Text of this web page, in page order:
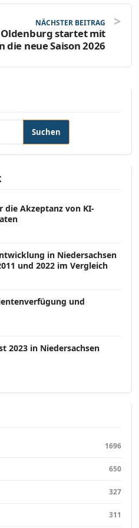
NÄCHSTER BEITRAG
Oldenburg startet mit
die neue Saison 2026
die Akzeptanz von KI-
in Niedersachsen
und 2022 im Vergleich
und
2023 in Niedersachsen
1696
650
327
311